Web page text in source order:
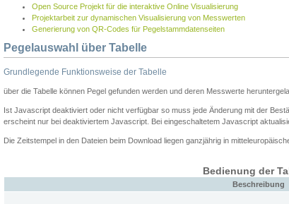
Open Source Projekt für die interaktive Online Visualisierung
Projektarbeit zur dynamischen Visualisierung von Messwerten
Generierung von QR-Codes für Pegelstammdatenseiten
Pegelauswahl über Tabelle
Grundlegende Funktionsweise der Tabelle
über die Tabelle können Pegel gefunden werden und deren Messwerte
Ist Javascript deaktiviert oder nicht verfügbar so muss jede Änderung mit der
erscheint nur bei deaktiviertem Javascript. Bei eingeschaltetem Javascript
Die Zeitstempel in den Dateien beim Download liegen ganzjährig in
Bedienung der
Beschreibung